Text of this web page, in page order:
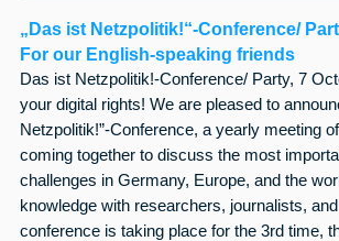
„Das ist Netzpolitik!“-Conference/
For our English-speaking friends
Das ist Netzpolitik!-Conference/ Party, 7
your digital rights! We are pleased to
Netzpolitik!”-Conference, a yearly meeting
coming together to discuss the most
challenges in Germany, Europe, and the
knowledge with researchers, journalists,
conference is taking place for the 3rd time,